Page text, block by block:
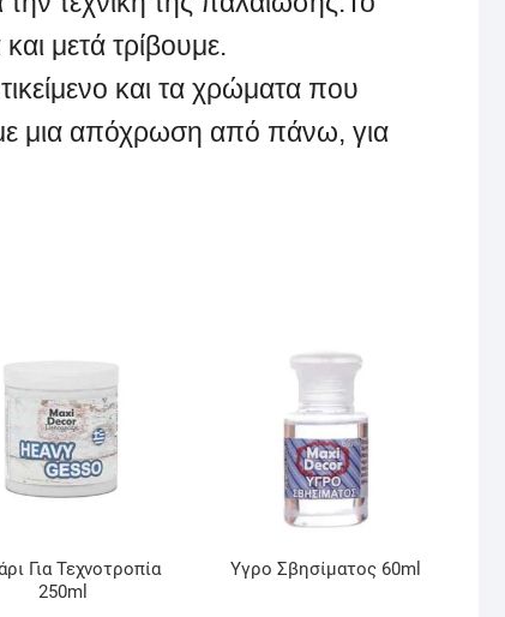
μετά τρίβουμε.
και τα χρώματα που
μια απόχρωση από πάνω, για
Για Τεχνοτροπία
250ml
Υγρο Σβησίματος 60ml